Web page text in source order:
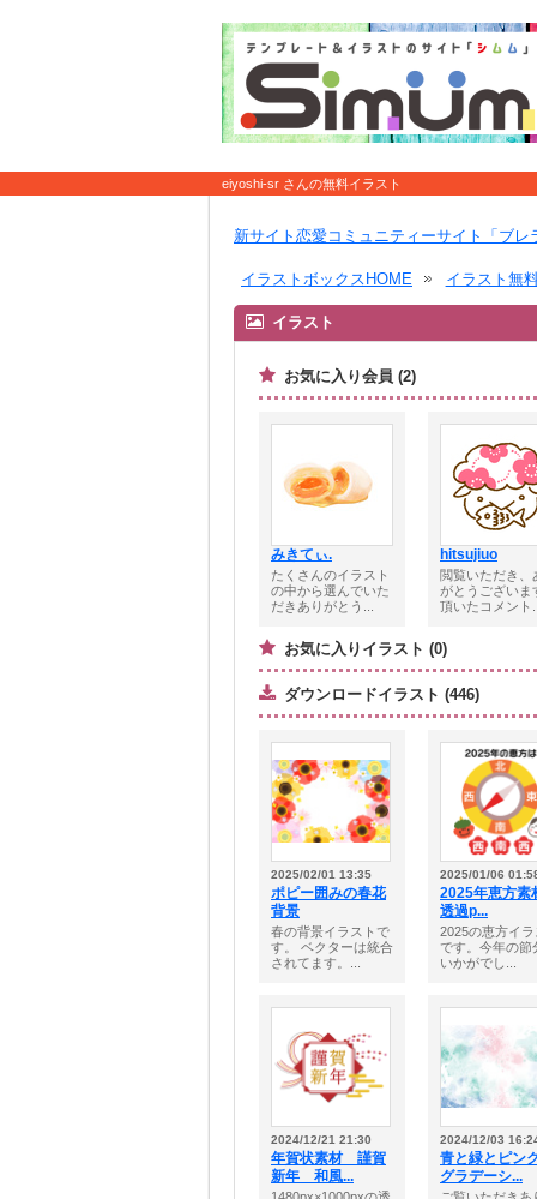
eiyoshi-sr さんの無料イラスト
新サイト恋愛コミュニティーサイト「ブレ
イラストボックスHOME イラスト無
イラスト
お気に入り会員 (2)
みきてぃ.
たくさんのイラスト
の中から選んでいた
だきありがとう...
hitsujiuo
閲覧いただき、
がとうございま
頂いたコメント
お気に入りイラスト (0)
ダウンロードイラスト (446)
2025/02/01 13:35
ポピー囲みの春花
背景
春の背景イラストで
す。 ベクターは統合
されてます。...
2025/01/06
2025年恵方
透過p...
2025の恵方イ
です。今年の節
いかがでし...
2024/12/21 21:30
年賀状素材 謹賀
新年 和風...
2024/12/03
青と緑とピン
グラデーシ...